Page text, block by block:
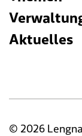
Aktuelles
© 2026